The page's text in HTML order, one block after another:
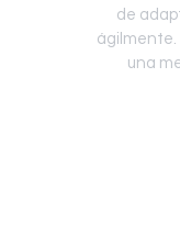
de
ágilmente.
una